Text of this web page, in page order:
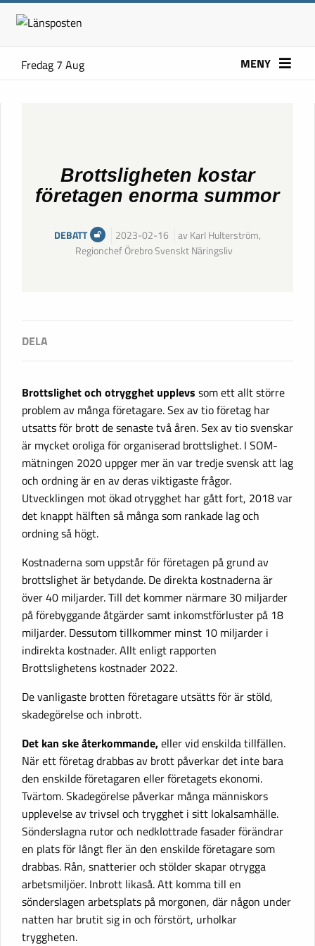
Fredag 7 Aug MENY
Brottsligheten kostar
företagen enorma summor
DEBATT 2023-02-16
av Karl Hulterström,
Regionchef Örebro Svenskt Näringsliv
Brottslighet och otrygghet upplevs som ett allt större
problem av många företagare. Sex av tio företag har
utsatts för brott de senaste två åren. Sex av tio svenskar
är mycket oroliga för organiserad brottslighet. I SOM-
mätningen 2020 uppger mer än var tredje svensk att lag
och ordning är en av deras viktigaste frågor.
Utvecklingen mot ökad otrygghet har gått fort, 2018 var
det knappt hälften så många som rankade lag och
ordning så högt.
Kostnaderna som uppstår för företagen på grund av
brottslighet är betydande. De direkta kostnaderna är
över 40 miljarder. Till det kommer närmare 30 miljarder
på förebyggande åtgärder samt inkomstförluster på 18
miljarder. Dessutom tillkommer minst 10 miljarder i
indirekta kostnader. Allt enligt rapporten
Brottslighetens kostnader 2022.
De vanligaste brotten företagare utsätts för är stöld,
skadegörelse och inbrott.
Det kan ske återkommande,eller vid enskilda tillfällen.
När ett företag drabbas av brott påverkar det inte bara
den enskilde företagaren eller företagets ekonomi.
Tvärtom. Skadegörelse påverkar många människors
upplevelse av trivsel och trygghet i sitt lokalsamhälle.
Sönderslagna rutor och nedklottrade fasader förändrar
en plats för långt fler än den enskilde företagare som
drabbas. Rån, snatterier och stölder skapar otrygga
arbetsmiljöer. Inbrott likaså. Att komma till en
sönderslagen arbetsplats på morgonen, där någon under
natten har brutit sig in och förstört, urholkar
tryggheten.